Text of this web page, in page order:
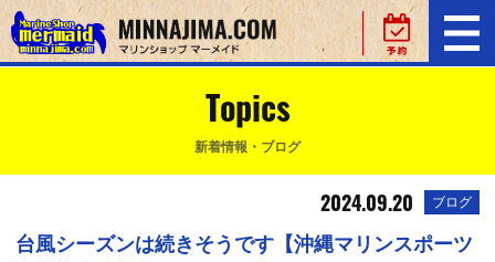
Topics
新着情報・ブログ
2024.09.20 ブログ
台風シーズンは続きそうです【沖縄マリンスポーツ